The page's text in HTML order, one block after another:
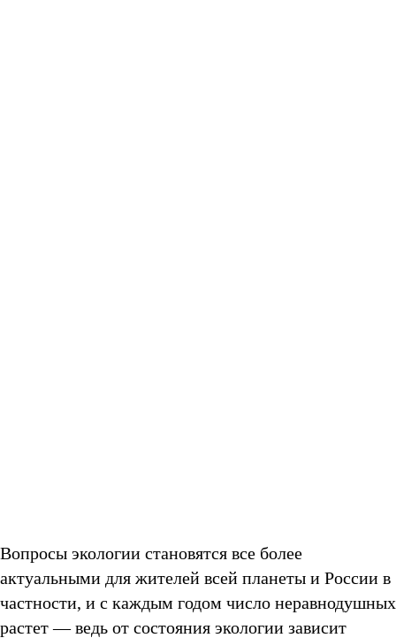
Вопросы экологии становятся все более
актуальными для жителей всей планеты и России в
частности, и с каждым годом число неравнодушных
растет — ведь от состояния экологии зависит